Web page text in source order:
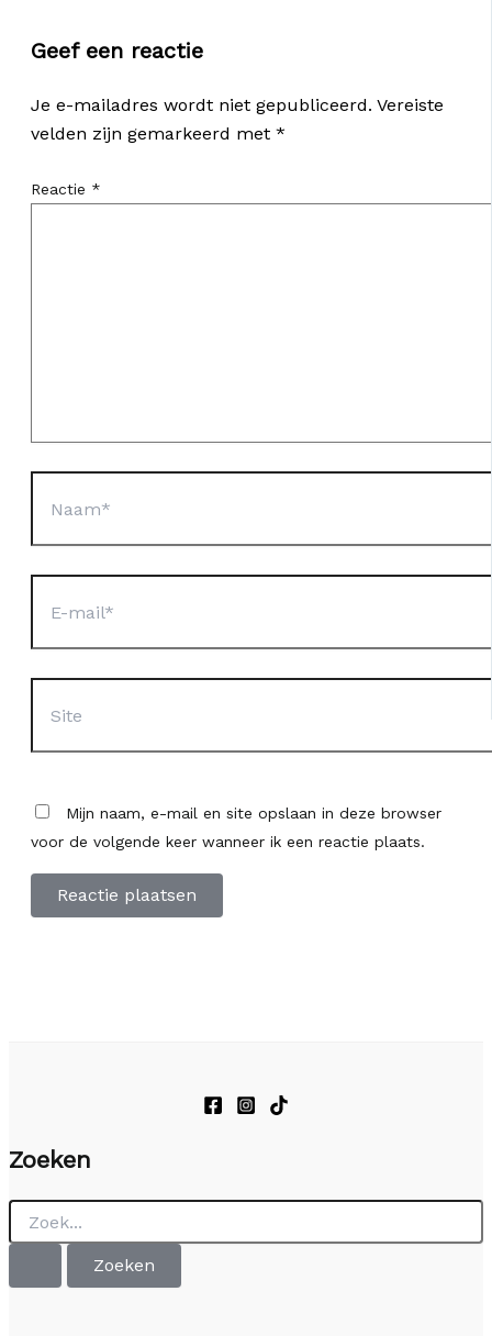
Geef een reactie
Je e-mailadres wordt niet gepubliceerd. Vereiste
velden zijn gemarkeerd met *
Reactie *
mail*
Mijn naam, e-mail en site opslaan in deze browser
voor de volgende keer wanneer ik een reactie plaats.
Zoeken
Zoek
naar: